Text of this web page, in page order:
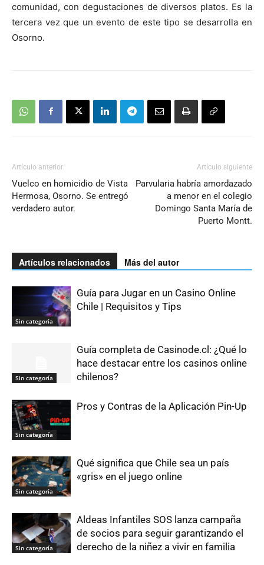
comunidad, con degustaciones de diversos platos. Es la
tercera vez que un evento de este tipo se desarrolla en
Osorno.
Artículo anterior
Vuelco en homicidio de Vista
Hermosa, Osorno. Se entregó
verdadero autor.
Artículo siguiente
Parvularia habría amordazado
a menor en el colegio
Domingo Santa María de
Puerto Montt.
Artículos relacionados Más del autor
Sin categoría
Guía para Jugar en un Casino Online
Chile | Requisitos y Tips
Sin categoría
Guía completa de Casinode.cl: ¿Qué lo
hace destacar entre los casinos online
chilenos?
Sin categoría
Pros y Contras de la Aplicación Pin-Up
Sin categoría
Qué significa que Chile sea un país
«gris» en el juego online
Sin categoría
Aldeas Infantiles SOS lanza campaña
de socios para seguir garantizando el
derecho de la niñez a vivir en familia